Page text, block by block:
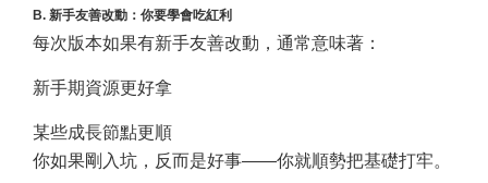
B. 新手友善改動：你要學會吃紅利
每次版本如果有新手友善改動，通常意味著：
新手期資源更好拿
某些成長節點更順
你如果剛入坑，反而是好事——你就順勢把基礎打牢。